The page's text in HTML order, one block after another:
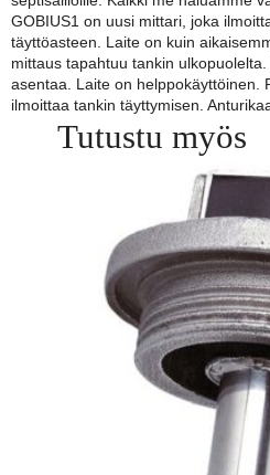
GOBIUS1 on uusi mittari, joka
täyttöasteen. Laite on kuin
mittaus tapahtuu tankin
asentaa. Laite on helppokäyttöinen.
ilmoittaa tankin täyttymisen.
Tutustu myös